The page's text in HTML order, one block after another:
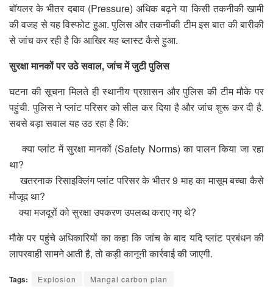
बॉयलर के भीतर दबाव (Pressure) अधिक बढ़ने या किसी तकनीकी खामी
की वजह से यह विस्फोट हुआ. पुलिस और तकनीकी टीम इस बात की बारीकी
से जांच कर रही है कि आखिर यह ब्लास्ट कैसे हुआ.
सुरक्षा मानकों पर उठे सवाल, जांच में जुटी पुलिस
घटना की सूचना मिलते ही स्थानीय प्रशासन और पुलिस की टीम मौके पर
पहुंची. पुलिस ने प्लांट परिसर को सील कर दिया है और जांच शुरू कर दी है.
सबसे बड़ा सवाल यह उठ रहा है कि:
क्या प्लांट में सुरक्षा मानकों (Safety Norms) का पालन किया जा रहा
था?
खतरनाक रिसाइक्लिंग प्लांट परिसर के भीतर 9 माह का मासूम बच्चा कैसे
मौजूद था?
क्या मजदूरों को सुरक्षा उपकरण उपलब्ध कराए गए थे?
मौके पर पहुंचे अधिकारियों का कहा कि जांच के बाद यदि प्लांट प्रबंधन की
लापरवाही सामने आती है, तो कड़ी कानूनी कार्रवाई की जाएगी.
Tags: Explosion Mangal carbon plan